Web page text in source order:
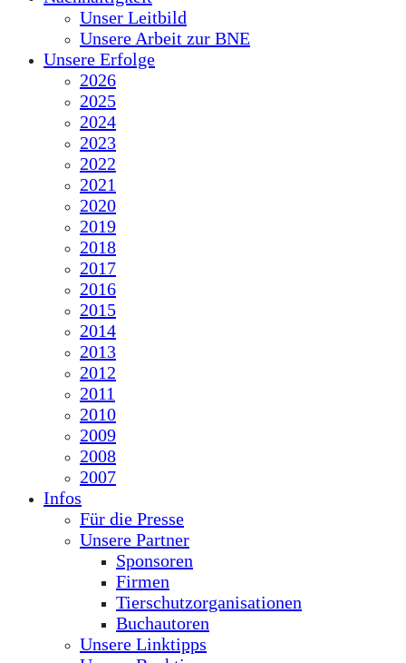
Unser Leitbild
Unsere Arbeit zur BNE
Unsere Erfolge
2026
2025
2024
2023
2022
2021
2020
2019
2018
2017
2016
2015
2014
2013
2012
2011
2010
2009
2008
2007
Infos
Für die Presse
Unsere Partner
Sponsoren
Firmen
Tierschutzorganisationen
Buchautoren
Unsere Linktipps